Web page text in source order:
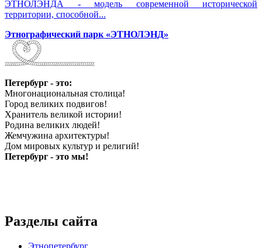
ЭТНОЛЭНДА - модель современной исторической
территории, способной...
Этнографический парк «ЭТНОЛЭНД»
Петербург - это:
Многонациональная столица!
Город великих подвигов!
Хранитель великой истории!
Родина великих людей!
Жемчужина архитектуры!
Дом мировых культур и религий!
Петербург - это мы!
Разделы сайта
Этнопетербург